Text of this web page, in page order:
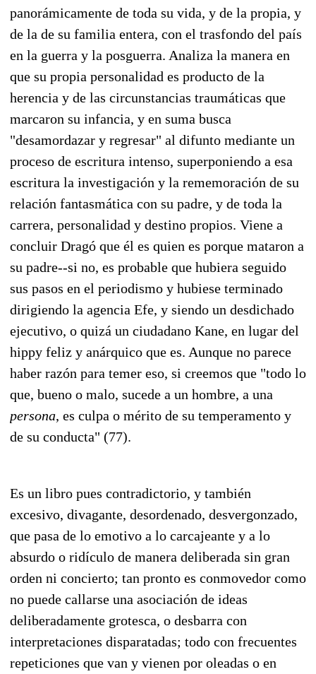
panorámicamente de toda su vida, y de la propia, y
de la de su familia entera, con el trasfondo del país
en la guerra y la posguerra. Analiza la manera en
que su propia personalidad es producto de la
herencia y de las circunstancias traumáticas que
marcaron su infancia, y en suma busca
"desamordazar y regresar" al difunto mediante un
proceso de escritura intenso, superponiendo a esa
escritura la investigación y la rememoración de su
relación fantasmática con su padre, y de toda la
carrera, personalidad y destino propios. Viene a
concluir Dragó que él es quien es porque mataron a
su padre--si no, es probable que hubiera seguido
sus pasos en el periodismo y hubiese terminado
dirigiendo la agencia Efe, y siendo un desdichado
ejecutivo, o quizá un ciudadano Kane, en lugar del
hippy feliz y anárquico que es. Aunque no parece
haber razón para temer eso, si creemos que "todo lo
que, bueno o malo, sucede a un hombre, a una
persona, es culpa o mérito de su temperamento y
de su conducta" (77).
Es un libro pues contradictorio, y también
excesivo, divagante, desordenado, desvergonzado,
que pasa de lo emotivo a lo carcajeante y a lo
absurdo o ridículo de manera deliberada sin gran
orden ni concierto; tan pronto es conmovedor como
no puede callarse una asociación de ideas
deliberadamente grotesca, o desbarra con
interpretaciones disparatadas; todo con frecuentes
repeticiones que van y vienen por oleadas o en